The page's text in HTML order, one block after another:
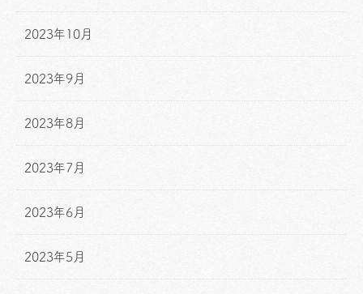
2023年10月
2023年9月
2023年8月
2023年7月
2023年6月
2023年5月